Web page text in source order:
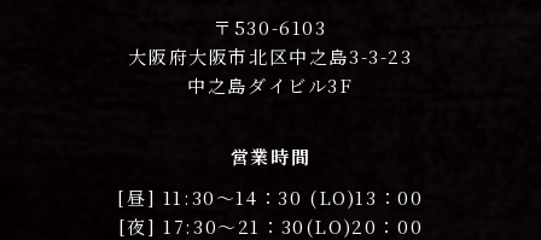
〒530-6103
大阪府大阪市北区中之島3-3-23
中之島ダイビル3F
営業時間
[昼] 11:30〜14：30 (LO)13：00
[夜] 17:30〜21：30(LO)20：00